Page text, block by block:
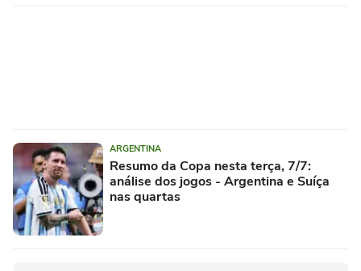
ARGENTINA
Resumo da Copa nesta terça, 7/7:
análise dos jogos - Argentina e Suíça
nas quartas